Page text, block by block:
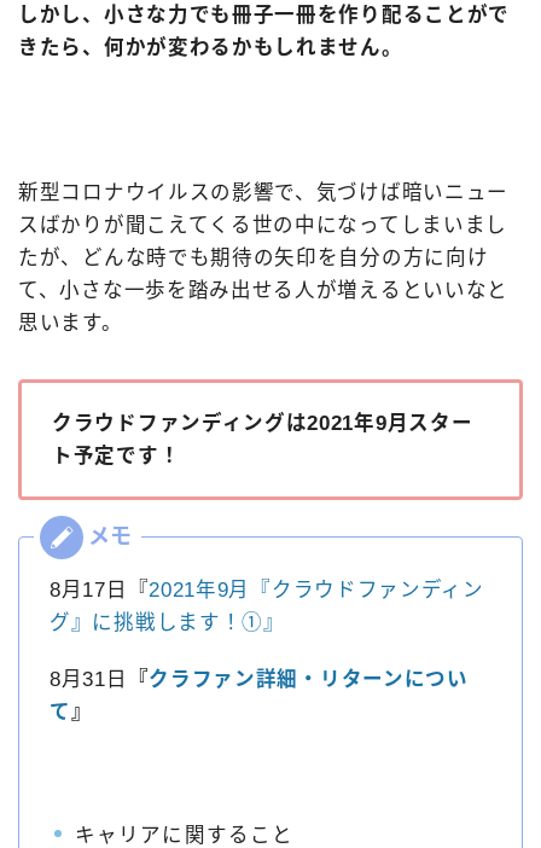
しかし、小さな力でも冊子一冊を作り配ることがで
きたら、何かが変わるかもしれません。
新型コロナウイルスの影響で、気づけば暗いニュー
スばかりが聞こえてくる世の中になってしまいまし
たが、どんな時でも期待の矢印を自分の方に向け
て、小さな一歩を踏み出せる人が増えるといいなと
思います。
クラウドファンディングは2021年9月スター
ト予定です！
8月17日『2021年9月『クラウドファンディン
グ』に挑戦します！①』
8月31日 『クラファン詳細・リターンについ
て 』
キャリアに関すること